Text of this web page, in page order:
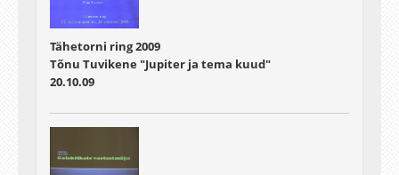
Tähetorni ring 2009
Tõnu Tuvikene "Jupiter ja tema kuud"
20.10.09